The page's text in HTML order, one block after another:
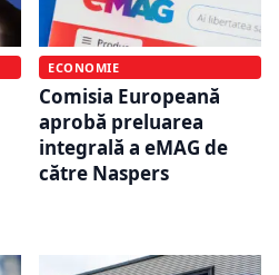
ECONOMIE
Comisia Europeană
aprobă preluarea
integrală a eMAG de
către Naspers